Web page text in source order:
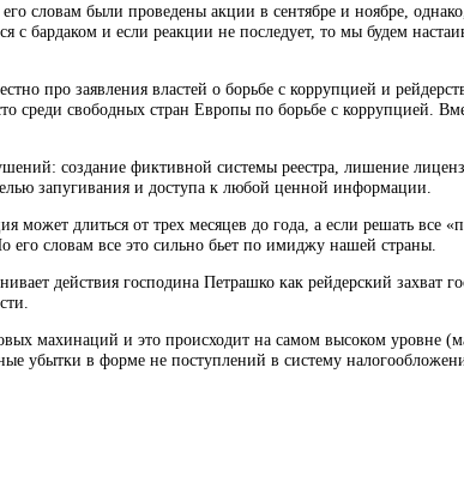
словам были проведены акции в сентябре и ноябре,
с бардаком и если реакции не последует, то мы будем
про заявления властей о борьбе с коррупцией и
среди свободных стран Европы по борьбе с коррупцией.
создание фиктивной системы реестра, лишение
запугивания и доступа к любой ценной информации.
может длиться от трех месяцев до года, а если решать все
словам все это сильно бьет по имиджу нашей страны.
действия господина Петрашко как рейдерский захват
махинаций и это происходит на самом высоком уровне
убытки в форме не поступлений в систему